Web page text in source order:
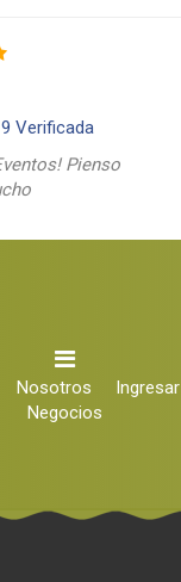
Verificada
Pienso
Nosotros
Ingresar
Negocios